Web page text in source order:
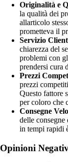
Originalità e
la qualità dei
allarticolo
prometteva il
Servizio
chiarezza del
problemi con
prendersi cura
Prezzi
prezzi
Questo fattore
per coloro che
Consegne
delle
in tempi rapidi
Opinioni